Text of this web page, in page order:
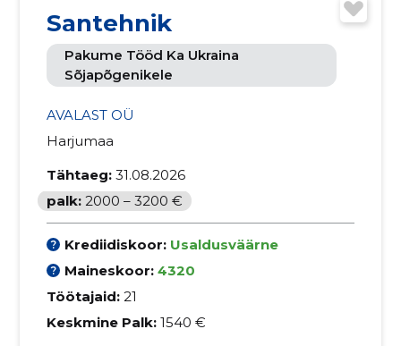
Santehnik
Pakume Tööd Ka Ukraina
Sõjapõgenikele
AVALAST OÜ
Harjumaa
Tähtaeg: 31.08.2026
palk: 2000 – 3200 €
Krediidiskoor: Usaldusväärne
Maineskoor: 4320
Töötajaid: 21
Keskmine Palk: 1540 €